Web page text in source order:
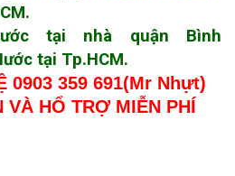
tại nhà quận Bình
tại Tp.HCM.
0903 359 691(Mr Nhựt)
HỔ TRỢ MIỄN PHÍ